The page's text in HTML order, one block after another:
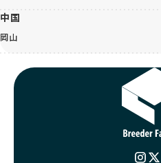
中国
岡山